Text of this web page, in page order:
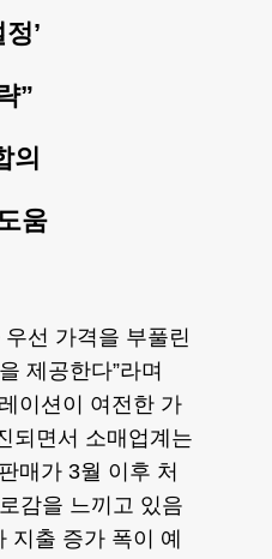
’
”
의
움
선 가격을 부풀린
제공한다”라며
이션이 여전한 가
되면서 소매업계는
매가 3월 이후 처
감을 느끼고 있음
지출 증가 폭이 예